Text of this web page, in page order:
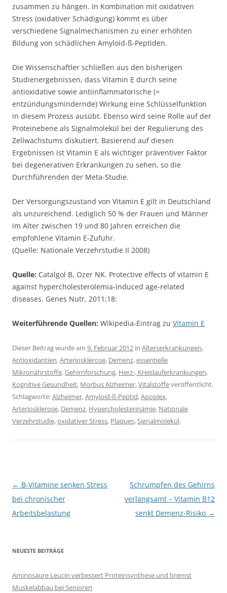
zusammen zu hängen. In Kombination mit oxidativen
Stress (oxidativer Schädigung) kommt es über
verschiedene Signalmechanismen zu einer erhöhten
Bildung von schädlichen Amyloid-ß-Peptiden.
Die Wissenschaftler schließen aus den bisherigen
Studienergebnissen, dass Vitamin E durch seine
antioxidative sowie antiinflammatorische (=
entzündungsmindernde) Wirkung eine Schlüsselfunktion
in diesem Prozess ausübt. Ebenso wird seine Rolle auf der
Proteinebene als Signalmolekül bei der Regulierung des
Zellwachstums diskutiert. Basierend auf diesen
Ergebnissen ist Vitamin E als wichtiger präventiver Faktor
bei degenerativen Erkrankungen zu sehen, so die
Durchführenden der Meta-Studie.
Der Versorgungszustand von Vitamin E gilt in Deutschland
als unzureichend. Lediglich 50 % der Frauen und Männer
im Alter zwischen 19 und 80 Jahren erreichen die
empfohlene Vitamin E-Zufuhr.
(Quelle: Nationale Verzehrstudie II 2008)
Quelle: Catalgol B, Ozer NK. Protective effects of vitamin E
against hypercholesterolemia-induced age-related
diseases. Genes Nutr, 2011;18:
Weiterführende Quellen: Wikipedia-Eintrag zu Vitamin E
Dieser Beitrag wurde am 9. Februar 2012 in Alterserkrankungen,
Antioxidantien,Arteriosklerose, Demenz,essentielle
Mikronährstoffe,Gehirnforschung, Herz-, Kreislauferkrankungen,
Kognitive Gesundheit, Morbus Alzheimer,Vitalstoffeveröffentlicht.
Schlagworte:Alzheimer,Amyloid-ß-Peptid,Apoplex,
Arteriosklerose, Demenz, Hypercholesterinämie, Nationale
Verzehrstudie,oxidativer Stress, Plaques,Signalmolekül.
Beitragsnavigation
← B-Vitamine senken Stress
bei chronischer
Arbeitsbelastung
Schrumpfen des Gehirns
verlangsamt – Vitamin B12
senkt Demenz-Risiko →
NEUESTE BEITRÄGE
Aminosäure Leucin verbessert Proteinsynthese und bremst
Muskelabbau bei Senioren